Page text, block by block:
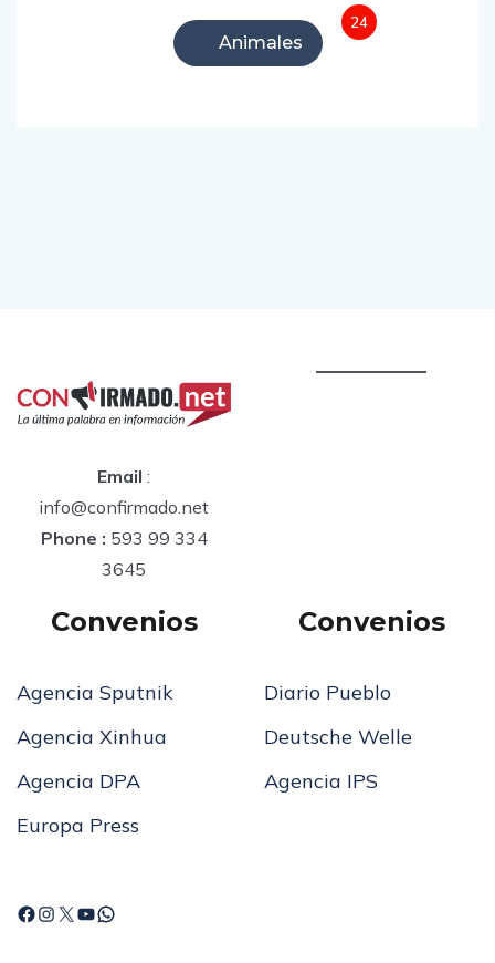
Animales
24
Email :
info@confirmado.net
Phone : 593 99 334
3645
Convenios
Agencia Sputnik
Agencia Xinhua
Agencia DPA
Europa Press
Convenios
Diario Pueblo
Deutsche Welle
Agencia IPS